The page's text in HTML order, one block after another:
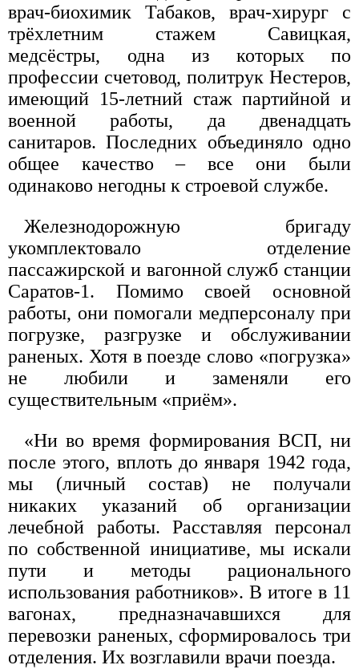
врач-биохимик Табаков, врач-хирург с
трёхлетним стажем Савицкая,
медсёстры, одна из которых по
профессии счетовод, политрук Нестеров,
имеющий 15-летний стаж партийной и
военной работы, да двенадцать
санитаров. Последних объединяло одно
общее качество – все они были
одинаково негодны к строевой службе.
Железнодорожную бригаду
укомплектовало отделение
пассажирской и вагонной служб станции
Саратов-1. Помимо своей основной
работы, они помогали медперсоналу при
погрузке, разгрузке и обслуживании
раненых. Хотя в поезде слово «погрузка»
не любили и заменяли его
существительным «приём».
«Ни во время формирования ВСП, ни
после этого, вплоть до января 1942 года,
мы (личный состав) не получали
никаких указаний об организации
лечебной работы. Расставляя персонал
по собственной инициативе, мы искали
пути и методы рационального
использования работников». В итоге в 11
вагонах, предназначавшихся для
перевозки раненых, сформировалось три
отделения. Их возглавили врачи поезда.